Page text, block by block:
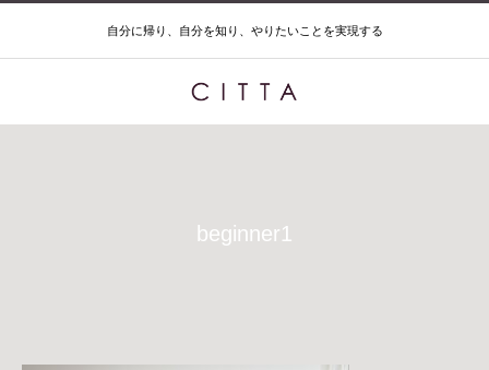
自分に帰り、自分を知り、やりたいことを実現する
beginner1